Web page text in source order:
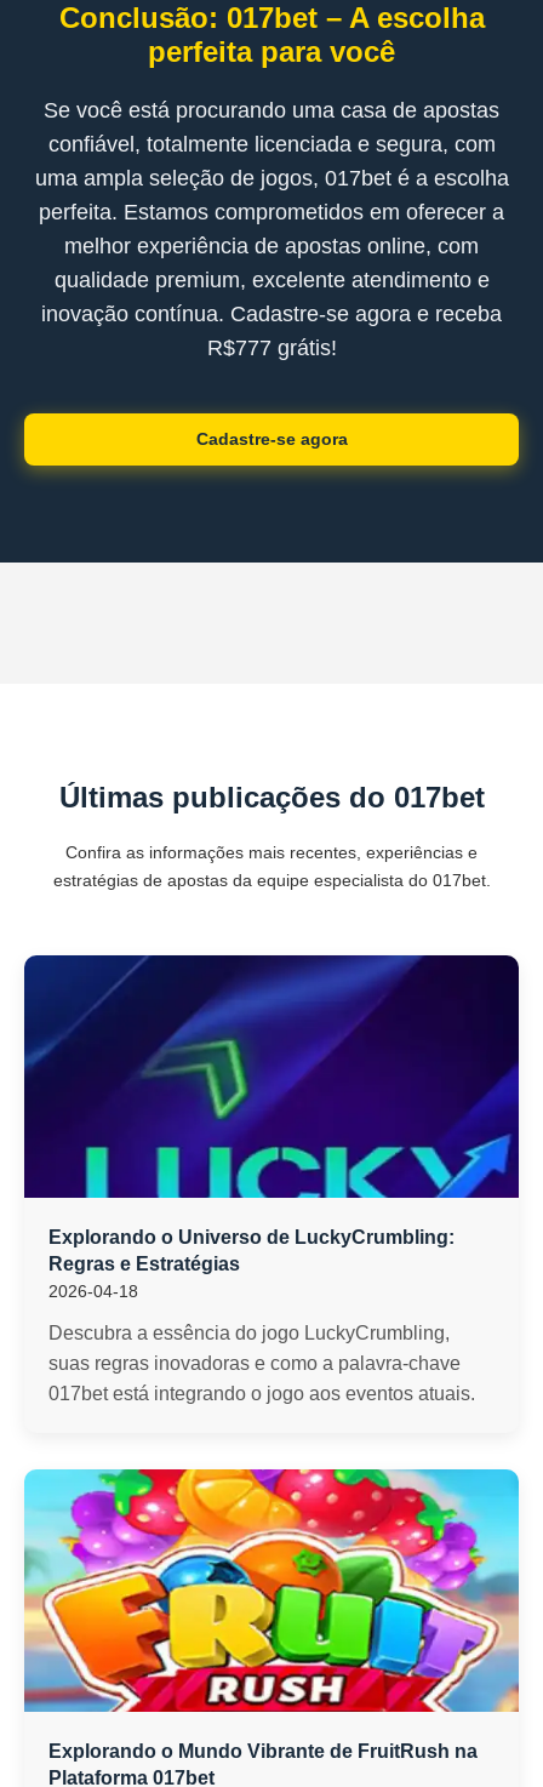
Conclusão: 017bet – A escolha
perfeita para você
Se você está procurando uma casa de apostas
confiável, totalmente licenciada e segura, com
uma ampla seleção de jogos, 017bet é a escolha
perfeita. Estamos comprometidos em oferecer a
melhor experiência de apostas online, com
qualidade premium, excelente atendimento e
inovação contínua. Cadastre-se agora e receba
R$777 grátis!
Cadastre-se agora
Últimas publicações do 017bet
Confira as informações mais recentes, experiências e
estratégias de apostas da equipe especialista do 017bet.
Explorando o Universo de LuckyCrumbling:
Regras e Estratégias
2026-04-18
Descubra a essência do jogo LuckyCrumbling,
suas regras inovadoras e como a palavra-chave
017bet está integrando o jogo aos eventos atuais.
Explorando o Mundo Vibrante de FruitRush na
Plataforma 017bet